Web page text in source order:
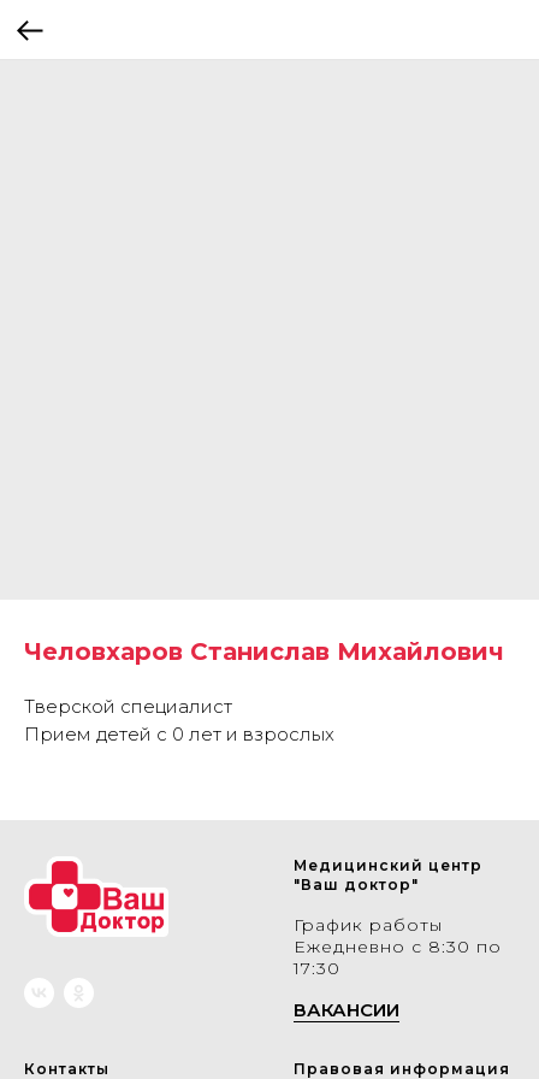
Человхаров Станислав Михайлович
Тверской специалист
Прием детей с 0 лет и взрослых
Медицинский центр
"Ваш доктор"
График работы
Ежедневно с 8:30 по
17:30
ВАКАНСИИ
Контакты Правовая информация